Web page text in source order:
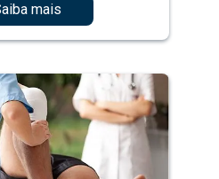
mais